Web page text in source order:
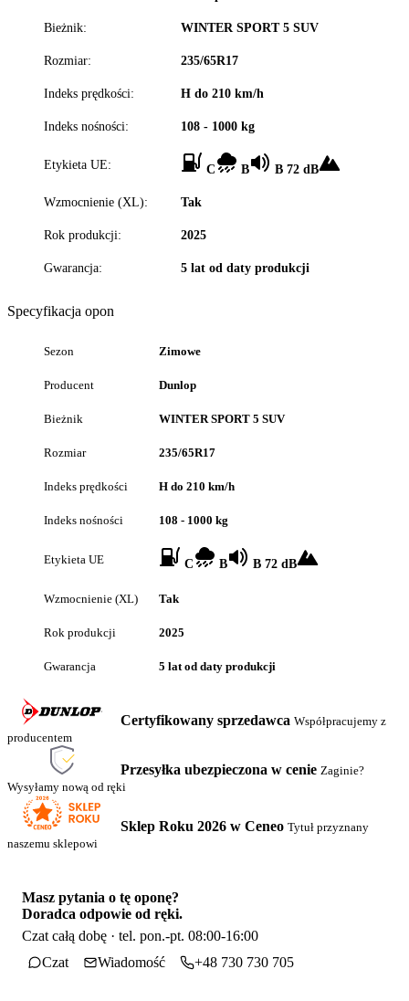
Bieżnik: WINTER SPORT 5 SUV
Rozmiar: 235/65R17
Indeks prędkości: H do 210 km/h
Indeks nośności: 108 - 1000 kg
Etykieta UE: C B B 72 dB
Wzmocnienie (XL): Tak
Rok produkcji: 2025
Gwarancja: 5 lat od daty produkcji
Specyfikacja opon
Sezon Zimowe
Producent Dunlop
Bieżnik WINTER SPORT 5 SUV
Rozmiar 235/65R17
Indeks prędkości H do 210 km/h
Indeks nośności 108 - 1000 kg
Etykieta UE C B B 72 dB
Wzmocnienie (XL) Tak
Rok produkcji 2025
Gwarancja 5 lat od daty produkcji
Certyfikowany sprzedawca Współpracujemy z
producentem
Przesyłka ubezpieczona w cenie Zaginie?
Wysyłamy nową od ręki
Sklep Roku 2026 w Ceneo Tytuł przyznany
naszemu sklepowi
Masz pytania o tę oponę?
Doradca odpowie od ręki.
Czat całą dobę · tel. pon.-pt. 08:00-16:00
Czat
Wiadomość +48 730 730 705